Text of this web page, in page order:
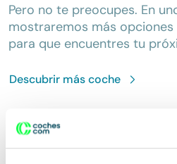
Pero no te preocupes. En
mostraremos más
para que encuentres tu
Descubrir máscoche